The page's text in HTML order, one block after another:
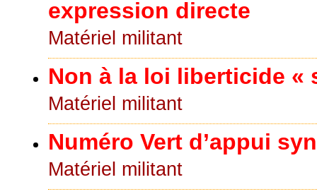
expression directe
Matériel militant
Non à la loi liberticide «
Matériel militant
Numéro Vert d’appui
Matériel militant